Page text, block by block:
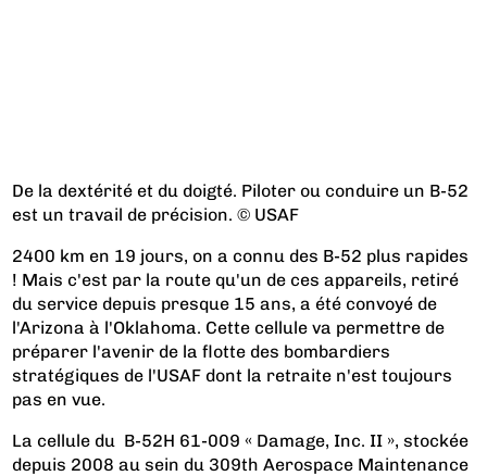
De la dextérité et du doigté. Piloter ou conduire un B-52
est un travail de précision. © USAF
2400 km en 19 jours, on a connu des B-52 plus rapides
! Mais c'est par la route qu'un de ces appareils, retiré
du service depuis presque 15 ans, a été convoyé de
l'Arizona à l'Oklahoma. Cette cellule va permettre de
préparer l'avenir de la flotte des bombardiers
stratégiques de l'USAF dont la retraite n'est toujours
pas en vue.
La cellule du B-52H 61-009 « Damage, Inc. II », stockée
depuis 2008 au sein du 309th Aerospace Maintenance